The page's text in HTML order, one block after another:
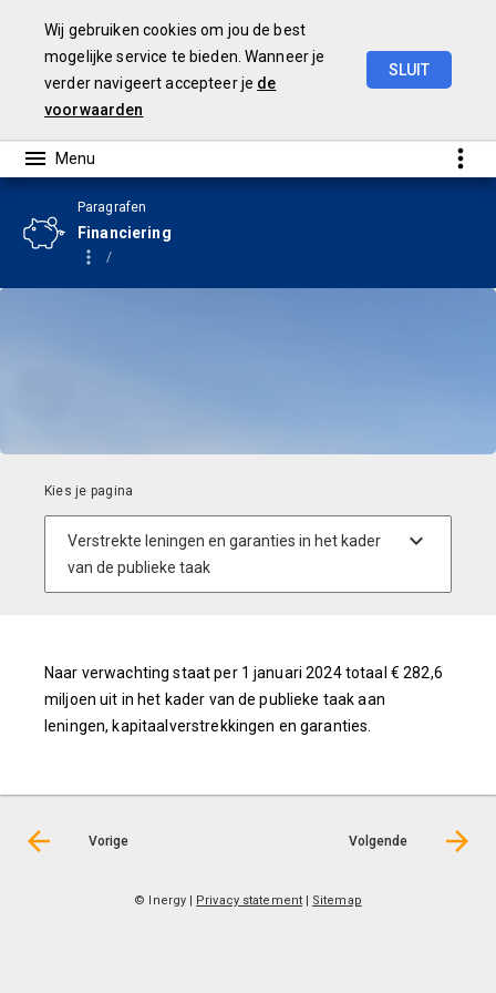
Wij gebruiken cookies om jou de best
mogelijke service te bieden. Wanneer je
verder navigeert accepteer je de
voorwaarden
SLUIT
Paragrafen
Financiering
Naar verwachting staat per 1 januari 2024 totaal € 282,6
miljoen uit in het kader van de publieke taak aan
leningen, kapitaalverstrekkingen en garanties.
Vorige Volgende
© Inergy | Privacy statement| Sitemap